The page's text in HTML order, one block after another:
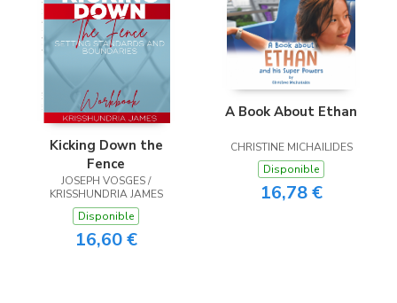
Kicking Down the
Fence
JOSEPH VOSGES /
KRISSHUNDRIA JAMES
Disponible
16,60 €
A Book About Ethan
CHRISTINE MICHAILIDES
Disponible
16,78 €